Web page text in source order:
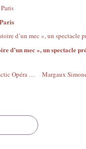
d’un mec », un spectacle
Sélection jeune public : Nomi-Nomi au Galactic Opéra - à voir à la Nouvelle Seine à Paris